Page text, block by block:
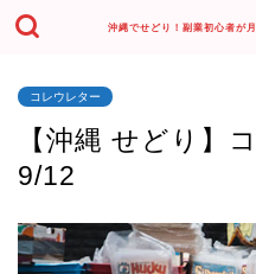
沖縄でせどり！副業初心者が
コレウレター
【沖縄 せどり】
9/12